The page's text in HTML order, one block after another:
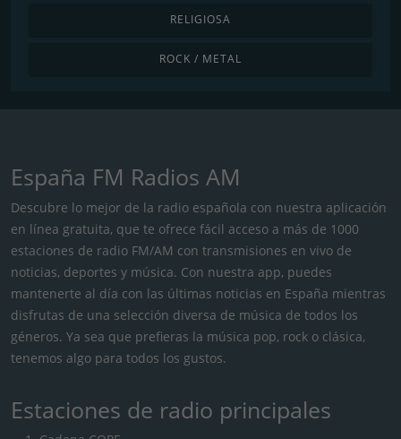
RELIGIOSA
ROCK / METAL
España FM Radios AM
Descubre lo mejor de la radio española con nuestra aplicación
en línea gratuita, que te ofrece fácil acceso a más de 1000
estaciones de radio FM/AM con transmisiones en vivo de
noticias, deportes y música. Con nuestra app, puedes
mantenerte al día con las últimas noticias en España mientras
disfrutas de una selección diversa de música de todos los
géneros. Ya sea que prefieras la música pop, rock o clásica,
tenemos algo para todos los gustos.
Estaciones de radio principales